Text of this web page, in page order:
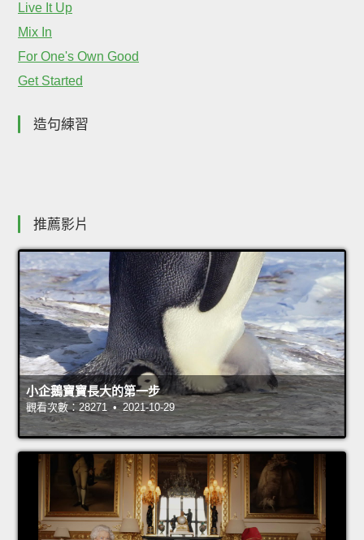
Live It Up
Mix In
For One's Own Good
Get Started
造句練習
推薦影片
小企鵝寶寶長大的第一步
觀看次數：28271 • 2021-10-29